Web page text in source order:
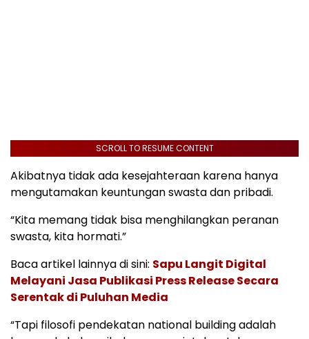
SCROLL TO RESUME CONTENT
Akibatnya tidak ada kesejahteraan karena hanya
mengutamakan keuntungan swasta dan pribadi.
“Kita memang tidak bisa menghilangkan peranan
swasta, kita hormati.”
Baca artikel lainnya di sini: Sapu Langit Digital
Melayani Jasa Publikasi Press Release Secara
Serentak di Puluhan Media
“Tapi filosofi pendekatan national building adalah